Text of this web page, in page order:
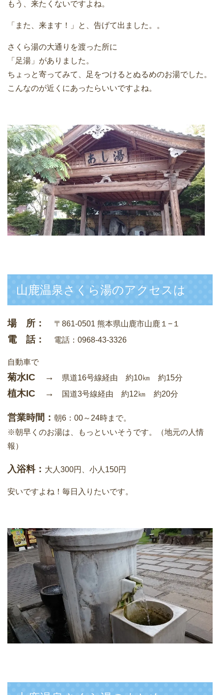
もう、来たくないですよね。
「また、来ます！」と、告げて出ました。。
さくら湯の大通りを渡った所に
「足湯」がありました。
ちょっと寄ってみて、足をつけるとぬるめのお湯でした。
こんなのが近くにあったらいいですよね。
山鹿温泉さくら湯のアクセスは
場 所： 〒861-0501 熊本県山鹿市山鹿１−１
電 話： 電話：0968-43-3326
自動車で
菊水IC → 県道16号線経由 約10㎞ 約15分
植木IC → 国道3号線経由 約12㎞ 約20分
営業時間： 朝6：00～24時まで。
※朝早くのお湯は、もっといいそうです。（地元の人情
報）
入浴料： 大人300円、小人150円
安いですよね！毎日入りたいです。